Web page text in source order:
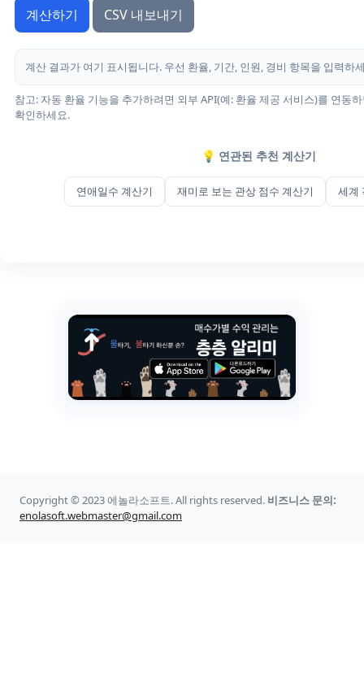
계산하기 CSV 내보내기
계산 결과가 여기 표시됩니다. 우선 환율, 기간, 인원, 경비 항목을 입력하
참고: 자동 환율 기능을 추가하려면 외부 API(예: 환율 제공 서비스)를 연동
확인하세요.
💡 연관된 추천 계산기
연애일수 계산기 재미로 보는 관상 점수 계산기 세계
Copyright © 2023 에놀라소프트. All rights reserved. 비즈니스 문의:
enolasoft.webmaster@gmail.com